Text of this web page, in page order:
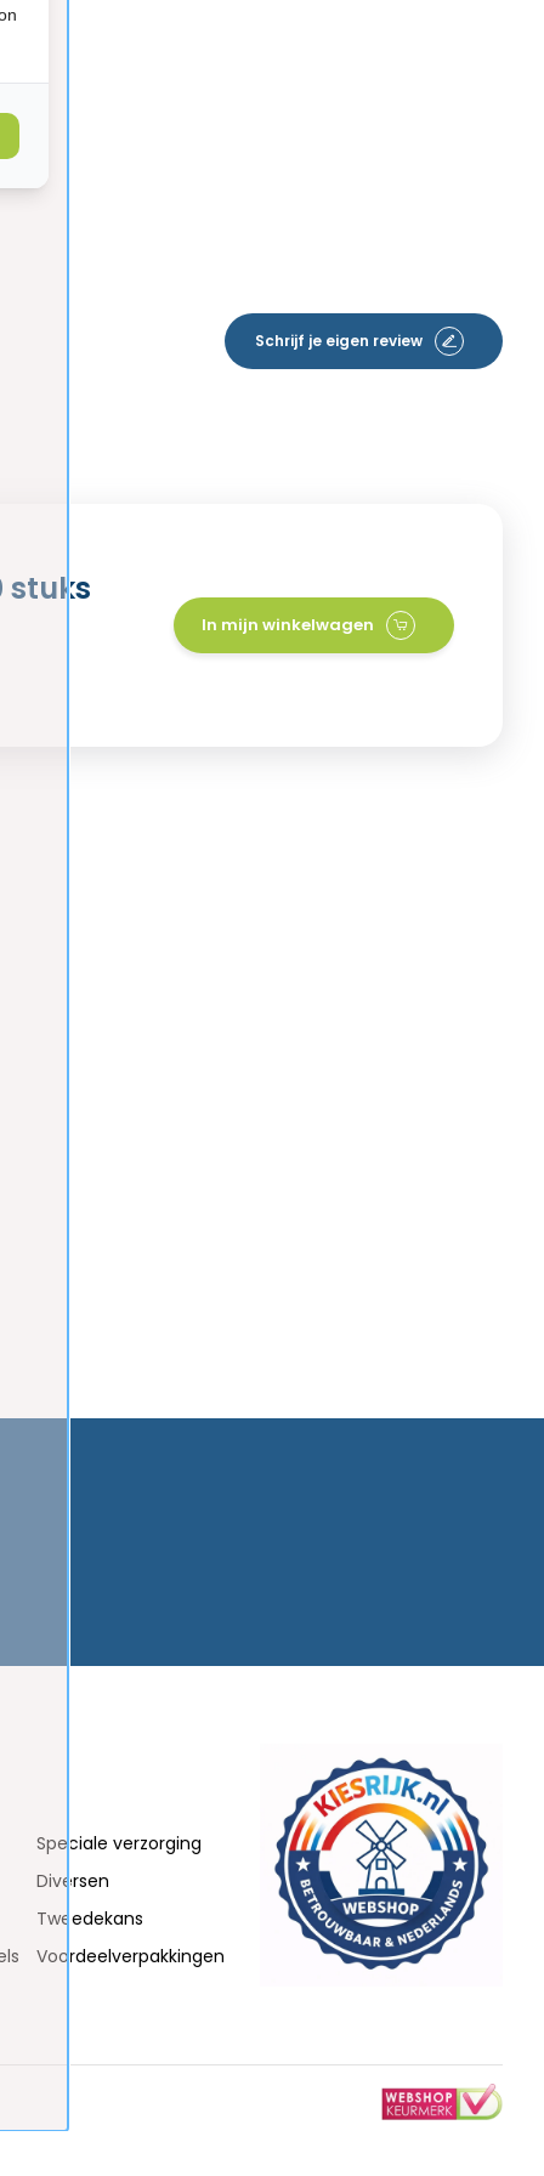
Schrijf je eigen review
stuks
In mijn winkelwagen
Speciale verzorging
Diversen
Tweedekans
Voordeelverpakkingen